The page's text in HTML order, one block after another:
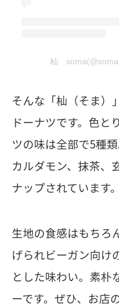
杣
そんな「杣（そま）
ドーナツです。色と
ツの味は全部で5種
カルダモン、抹茶、
ナップされています。
生地の食感はもちろ
げられビーガン向け
とした味わい。素朴
ーです。ぜひ、お店